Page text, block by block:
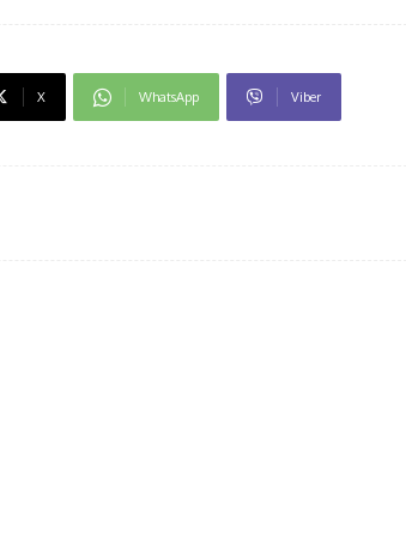
X WhatsApp Viber